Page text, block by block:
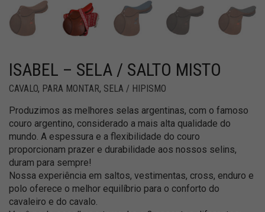
ISABEL – SELA / SALTO MISTO
CAVALO, PARA MONTAR, SELA / HIPISMO
Produzimos as melhores selas argentinas, com o famoso
couro argentino, considerado a mais alta qualidade do
mundo. A espessura e a flexibilidade do couro
proporcionam prazer e durabilidade aos nossos selins,
duram para sempre!
Nossa experiência em saltos, vestimentas, cross, enduro e
polo oferece o melhor equilíbrio para o conforto do
cavaleiro e do cavalo.